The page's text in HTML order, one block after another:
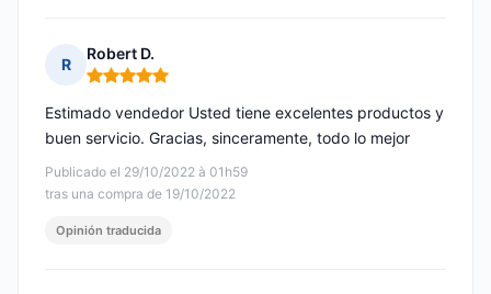
R
Robert D.
Nota: 5 de 5
Publicado el 29/10/2022 à 01h59
tras una compra de 19/10/2022
Estimado vendedor Usted tiene excelentes productos y
buen servicio. Gracias, sinceramente, todo lo mejor
Opinión traducida